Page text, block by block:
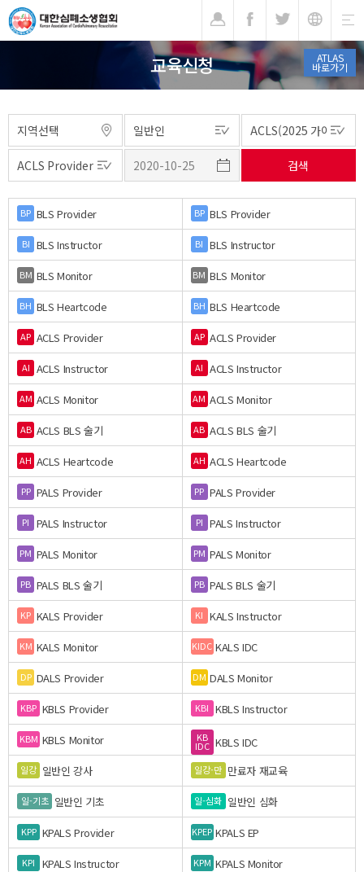
ATLAS
바로가기
교육신청
BP BLS Provider BP BLS Provider
BI BLS Instructor BI BLS Instructor
BM BLS Monitor BM BLS Monitor
BH BLS Heartcode BH BLS Heartcode
AP ACLS Provider AP ACLS Provider
AI ACLS Instructor AI ACLS Instructor
AM ACLS Monitor AM ACLS Monitor
AB ACLS BLS 술기 AB ACLS BLS 술기
AH ACLS Heartcode AH ACLS Heartcode
PP PALS Provider PP PALS Provider
PI PALS Instructor PI PALS Instructor
PM PALS Monitor PM PALS Monitor
PB PALS BLS 술기 PB PALS BLS 술기
KP KALS Provider KI KALS Instructor
KM KALS Monitor KIDC KALS IDC
DP DALS Provider DM DALS Monitor
KBP KBLS Provider KBI KBLS Instructor
KBM KBLS Monitor KB
IDC KBLS IDC
일강 일반인 강사 일강-만 만료자 재교육
일-기초 일반인 기초 일-심화 일반인 심화
KPP KPALS Provider KPEP KPALS EP
KPI KPALS Instructor KPM KPALS Monitor